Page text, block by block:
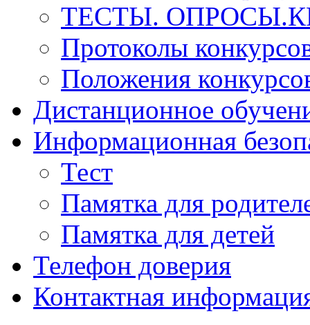
ТЕСТЫ.
Протоколы
Положения
Дистанционное
Информационная
Тест
Памятка для
Памятка для детей
Телефон доверия
Контактная